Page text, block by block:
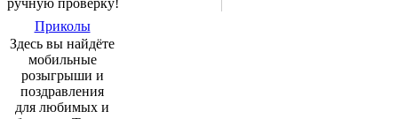
ручную проверку!
Приколы
Здесь вы найдёте
мобильные
розыгрыши и
поздравления
для любимых и